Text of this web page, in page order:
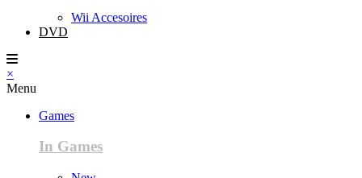
Wii Accesoires
DVD
×
Menu
Games
In Games